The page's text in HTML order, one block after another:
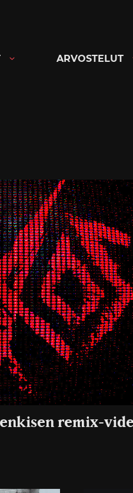
ARVOSTELUT
remix-